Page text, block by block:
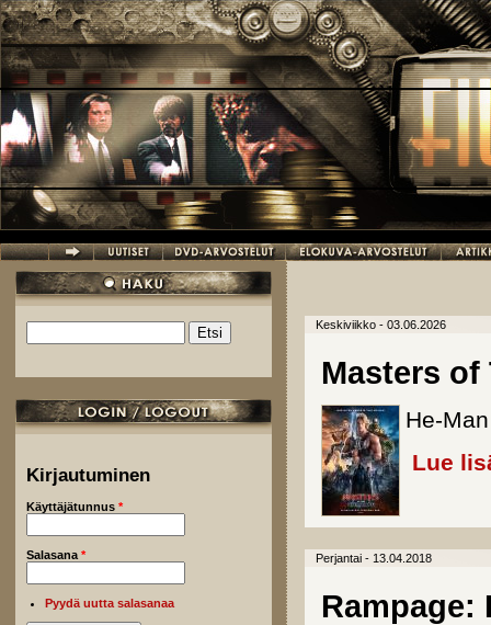
Hyppää pääsisältöön
Hakulomake
Kirjautuminen
Käyttäjätunnus *
Salasana *
Pyydä uutta salasanaa
Keskiviikko - 03.06.2026
Masters of
He-
Lue
Perjantai - 13.04.2018
Rampage: